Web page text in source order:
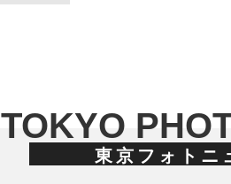
TOKYO
東京フォトニ